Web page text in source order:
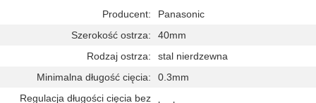
Producent:
Panasonic
Szerokość ostrza:
40mm
Rodzaj ostrza:
stal nierdzewna
Minimalna długość cięcia:
0.3mm
Regulacja długości cięcia bez